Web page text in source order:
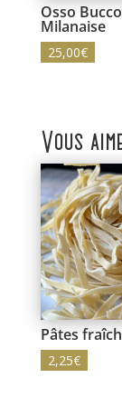
Osso
Milanaise
25,00€
Vous
Pâtes
2,25€